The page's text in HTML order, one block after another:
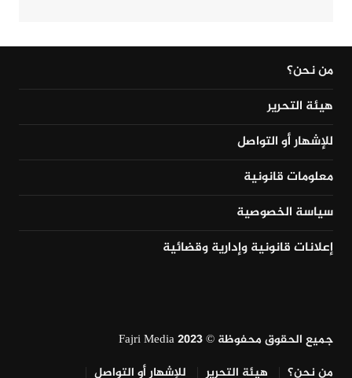
من نحن؟
هيئة التحرير
للإشهار أو التواصل
معلومات قانونية
سياسة الخصوصية
إعلانات قانونية وإدارية وقضائية
جميع الحقوق محفوظة © Fajri Media 2023
من نحن؟
هيئة التحرير للإشهار أو التواصل